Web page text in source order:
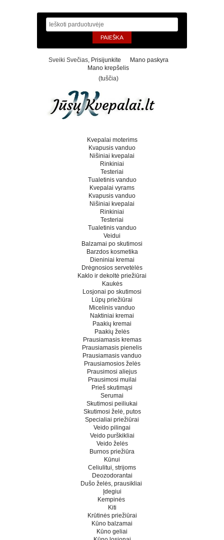
Sveiki Svečias, Prisijunkite
Mano paskyra
Mano krepšelis
(tuščia)
Kvepalai moterims
Kvapusis vanduo
Nišiniai kvepalai
Rinkiniai
Testeriai
Tualetinis vanduo
Kvepalai vyrams
Kvapusis vanduo
Nišiniai kvepalai
Rinkiniai
Testeriai
Tualetinis vanduo
Veidui
Balzamai po skutimosi
Barzdos kosmetika
Dieniniai kremai
Drėgnosios servetėlės
Kaklo ir dekoltė priežiūrai
Kaukės
Losjonai po skutimosi
Lūpų priežiūrai
Micelinis vanduo
Naktiniai kremai
Paakių kremai
Paakių želės
Prausiamasis kremas
Prausiamasis pienelis
Prausiamasis vanduo
Prausiamosios želės
Prausimosi aliejus
Prausimosi muilai
Prieš skutimąsi
Serumai
Skutimosi peiliukai
Skutimosi želė, putos
Specialiai priežiūrai
Veido pilingai
Veido purškikliai
Veido želės
Burnos priežiūra
Kūnui
Celiulitui, strijoms
Deozodorantai
Dušo želės, prausikliai
Įdegiui
Kempinės
Kiti
Krūtinės priežiūrai
Kūno balzamai
Kūno geliai